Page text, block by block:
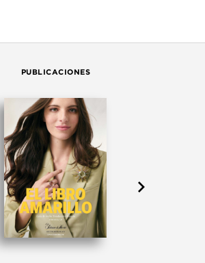
PUBLICACIONES